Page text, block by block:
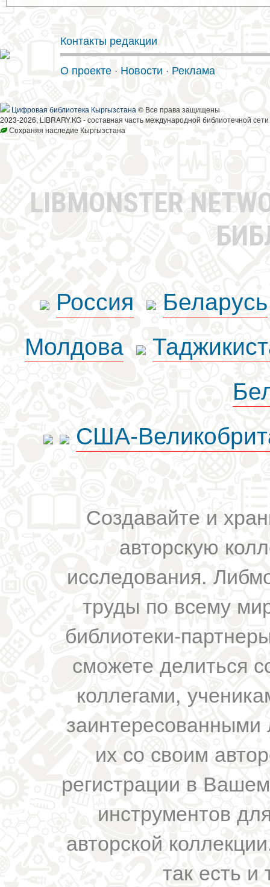
Контакты редакции
О проекте · Новости · Реклама
Цифровая библиотека Кыргызстана © Все права защищены
2023-2026, LIBRARY.KG - составная часть международной библиотечной
Сохраняя наследие Кыргызстана
LIBMONSTER
Россия
Беларусь
Молдова
США-
Создавайте и
авторскую
исследования.
труды по всему
библиотеки-
сможете делиться
коллегами,
их со своим
регистрации в
инструментов
авторской
так есть и